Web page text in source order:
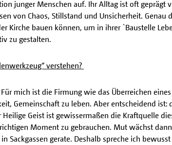
junger Menschen auf. Ihr Alltag ist oft geprägt
von Chaos, Stillstand und Unsicherheit.
Kirche bauen können, um in ihrer `Baustelle
zu gestalten.
verstehen?
mich ist die Firmung wie das Überreichen
Gemeinschaft zu leben. Aber entscheidend
Geist ist gewissermaßen die Kraftquelle
Moment zu gebrauchen. Mut wächst
Sackgassen gerate. Deshalb spreche ich